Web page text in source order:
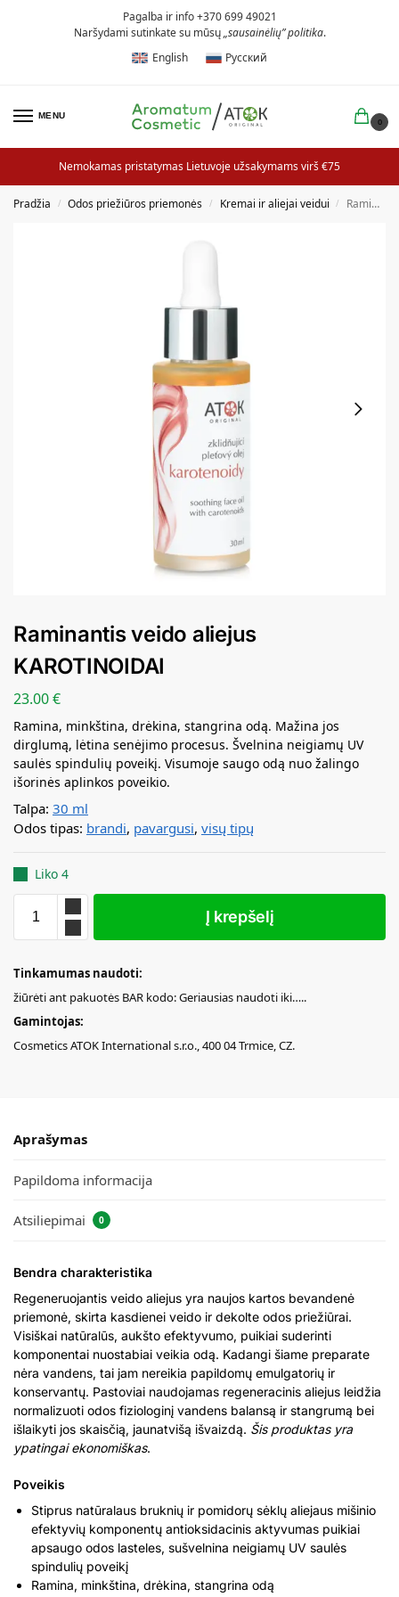
Pagalba ir info +370 699 49021
Naršydami sutinkate su mūsų„sausainėlių” politika.
English
Русский
MENU
0
Nemokamas pristatymas Lietuvoje užsakymams virš €75
Pradžia / Odos priežiūros priemonės / Kremai ir aliejai veidui / Raminantis veido aliejus KAROTINOIDAI
Raminantis veido aliejus
KAROTINOIDAI
23.00€
Ramina, minkština, drėkina, stangrina odą. Mažina jos
dirglumą, lėtina senėjimo procesus. Švelnina neigiamų UV
saulės spindulių poveikį. Visumoje saugo odą nuo žalingo
išorinės aplinkos poveikio.
Talpa: 30 ml
Odos tipas: brandi, pavargusi, visų tipų
Liko 4
Į krepšelį
Tinkamumas naudoti:
žiūrėti ant pakuotės BAR kodo: Geriausias naudoti iki…..
Gamintojas:
Cosmetics ATOK International s.r.o., 400 04 Trmice, CZ.
Aprašymas
Papildoma informacija
Atsiliepimai 0
Bendra charakteristika
Regeneruojantis veido aliejus yra naujos kartos bevandenė
priemonė, skirta kasdienei veido ir dekolte odos priežiūrai.
Visiškai natūralūs, aukšto efektyvumo, puikiai suderinti
komponentai nuostabiai veikia odą. Kadangi šiame preparate
nėra vandens, tai jam nereikia papildomų emulgatorių ir
konservantų. Pastoviai naudojamas regeneracinis aliejus leidžia
normalizuoti odos fiziologinį vandens balansą ir stangrumą bei
išlaikyti jos skaisčią, jaunatvišą išvaizdą. Šis produktas yra
ypatingai ekonomiškas.
Poveikis
Stiprus natūralaus bruknių ir pomidorų sėklų aliejaus mišinio
efektyvių komponentų antioksidacinis aktyvumas puikiai
apsaugo odos lasteles, sušvelnina neigiamų UV saulės
spindulių poveikį
Ramina, minkština, drėkina, stangrina odą